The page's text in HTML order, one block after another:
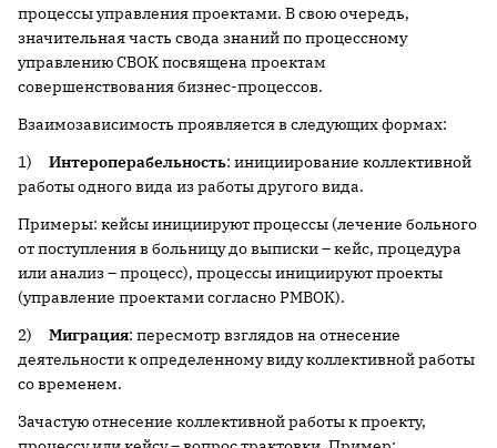
процессы управления проектами. В свою очередь,
значительная часть свода знаний по процессному
управлению CBOK посвящена проектам
совершенствования бизнес-процессов.
Взаимозависимость проявляется в следующих формах:
1) Интероперабельность: инициирование коллективной
работы одного вида из работы другого вида.
Примеры: кейсы инициируют процессы (лечение больного
от поступления в больницу до выписки – кейс, процедура
или анализ – процесс), процессы инициируют проекты
(управление проектами согласно PMBOK).
2) Миграция: пересмотр взглядов на отнесение
деятельности к определенному виду коллективной работы
со временем.
Зачастую отнесение коллективной работы к проекту,